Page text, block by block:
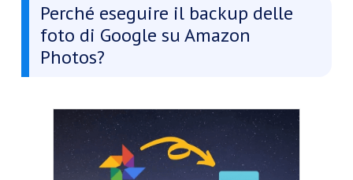
Perché eseguire il backup delle
foto di Google su Amazon
Photos?